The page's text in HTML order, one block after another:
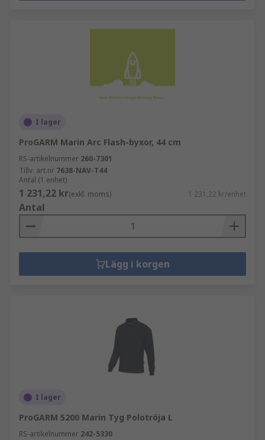
I lager
ProGARM Marin Arc Flash-byxor, 44 cm
RS-artikelnummer 260-7301
Tillv. art.nr 7638-NAV-T44
Antal (1 enhet)
1 231,22 kr(exkl. moms) 1 231,22 kr/enhet
Antal
Lägg i korgen
I lager
ProGARM 5200 Marin Tyg Polotröja L
RS-artikelnummer 242-5330